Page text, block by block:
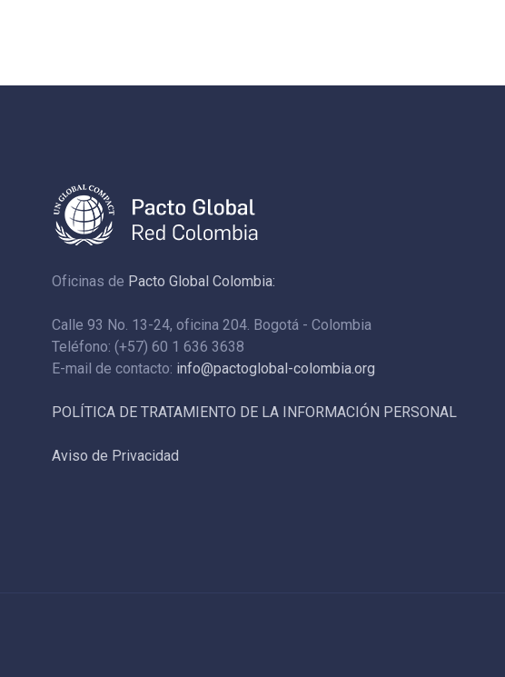
Oficinas de Pacto Global Colombia:
Calle 93 No. 13-24, oficina 204. Bogotá - Colombia
Teléfono: (+57) 60 1 636 3638
E-mail de contacto: info@pactoglobal-colombia.org
POLÍTICA DE TRATAMIENTO DE LA INFORMACIÓN PERSONAL
Aviso de Privacidad